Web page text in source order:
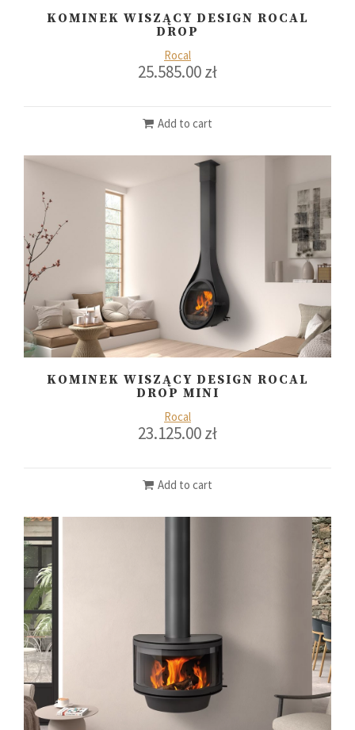
KOMINEK WISZĄCY DESIGN ROCAL
DROP
Rocal
25.585.00zł
Add to cart
KOMINEK WISZĄCY DESIGN ROCAL
DROP MINI
Rocal
23.125.00zł
Add to cart